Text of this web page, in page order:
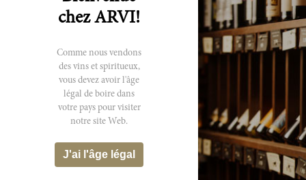
chez ARVI!
Comme nous vendons
des vins et spiritueux,
vous devez avoir l'âge
légal de boire dans
votre pays pour visiter
notre site Web.
J'ai l'âge légal